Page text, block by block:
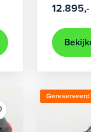
12.895,-
Gereserveerd